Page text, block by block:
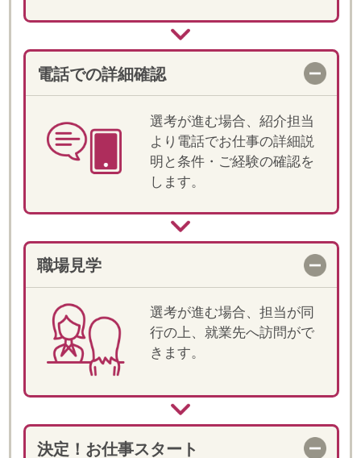
ます。
"Fellow(フェロー)" は、「仲間・同士」とい
った意味があります。
「皆様と仲間として一緒にお仕事をしてい
きたい」そんな思いから"Fellow"という言葉
が生まれました。
また、仲間という言葉どおり、ご就業いた
だく皆様には、当社の一員として、「プロ
フェッショナル」と しての意識を持って、
就業していただきたいと思っております。
皆様のご活躍が、しゅふの雇用を増やす一
歩ともなりますので、どうぞ宜しくお願い
いたします。